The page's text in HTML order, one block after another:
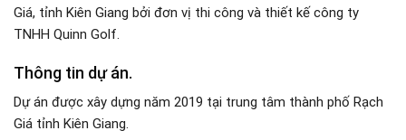
Giá, tỉnh Kiên Giang bởi đơn vị thi công và thiết kế công ty
TNHH Quinn Golf.
Thông tin dự án.
Dự án được xây dựng năm 2019 tại trung tâm thành phố Rạch
Giá tỉnh Kiên Giang.